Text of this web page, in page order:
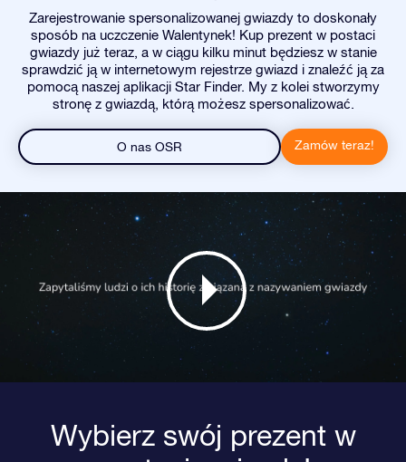
Zarejestrowanie spersonalizowanej gwiazdy to doskonały
sposób na uczczenie Walentynek! Kup prezent w postaci
gwiazdy już teraz, a w ciągu kilku minut będziesz w stanie
sprawdzić ją w internetowym rejestrze gwiazd i znaleźć ją za
pomocą naszej aplikacji Star Finder. My z kolei stworzymy
stronę z gwiazdą, którą możesz spersonalizować.
O nas OSR Zamów teraz!
Wybierz swój prezent w